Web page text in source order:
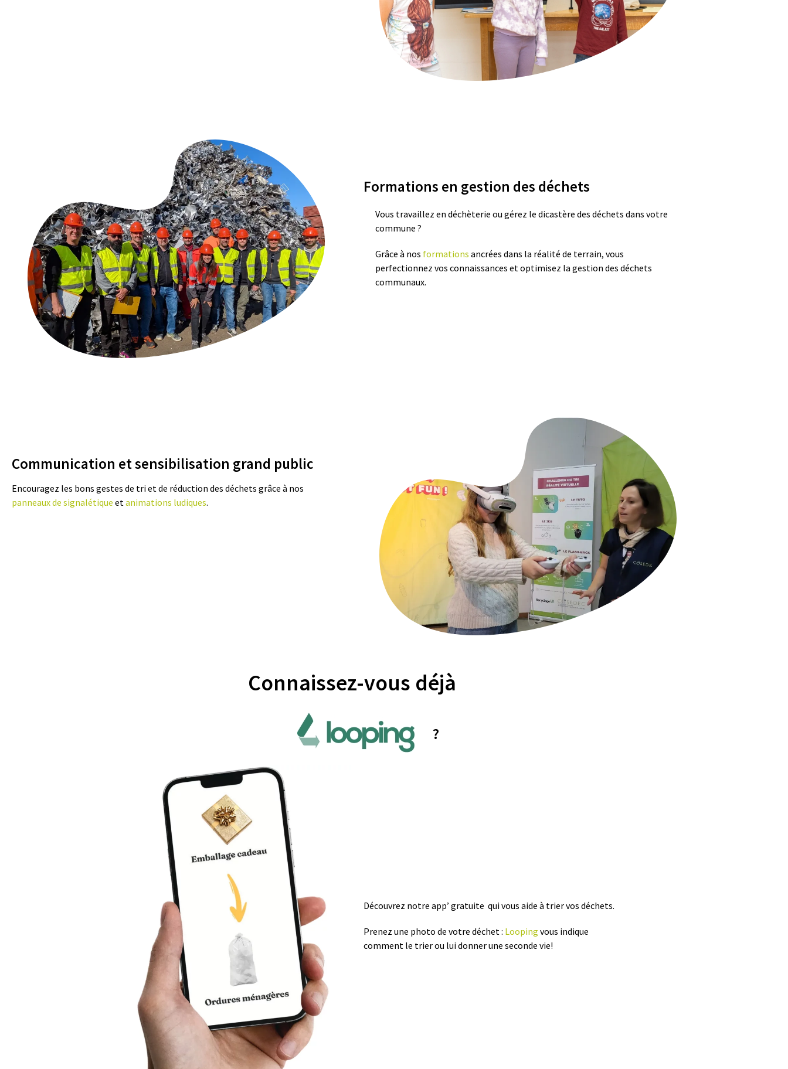
Formations en gestion des déchets
Vous travaillez en déchèterie ou gérez le dicastère des déchets dans votre
commune ?
Grâce à nos formations ancrées dans la réalité de terrain, vous
perfectionnez vos connaissances et optimisez la gestion des déchets
communaux.
Communication et sensibilisation grand public
Encouragez les bons gestes de tri et de réduction des déchets grâce à nos
panneaux de signalétique et animations ludiques.
Connaissez-vous déjà
?
Découvrez notre app’ gratuite qui vous aide à trier vos déchets.
Prenez une photo de votre déchet : Looping vous indique
comment le trier ou lui donner une seconde vie!